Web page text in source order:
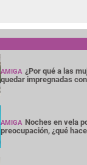
AMIGA ¿Por qué a las
quedar impregnadas
AMIGA Noches en vela
preocupación, ¿qué